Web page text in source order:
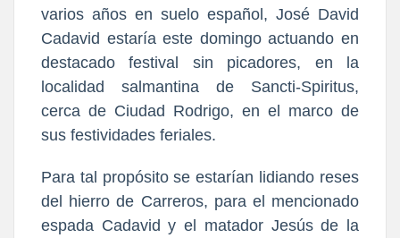
varios años en suelo español, José David
Cadavid estaría este domingo actuando en
destacado festival sin picadores, en la
localidad salmantina de Sancti-Spiritus,
cerca de Ciudad Rodrigo, en el marco de
sus festividades feriales.
Para tal propósito se estarían lidiando reses
del hierro de Carreros, para el mencionado
espada Cadavid y el matador Jesús de la